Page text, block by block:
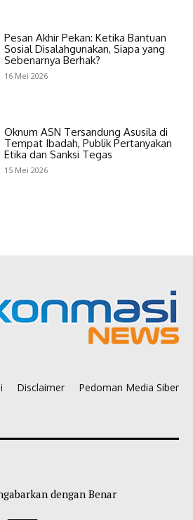
Pesan Akhir Pekan: Ketika Bantuan
Sosial Disalahgunakan, Siapa yang
Sebenarnya Berhak?
16 Mei 2026
Oknum ASN Tersandung Asusila di
Tempat Ibadah, Publik Pertanyakan
Etika dan Sanksi Tegas
15 Mei 2026
Disclaimer Pedoman Media Siber
dengan Benar